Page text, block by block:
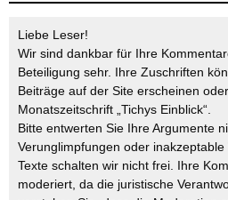
Liebe Leser!
Wir sind dankbar für Ihre
Beteiligung sehr. Ihre Zuschriften
Beiträge auf der Site erscheinen
Monatszeitschrift „Tichys Einblick“.
Bitte entwerten Sie Ihre Argumente
Verunglimpfungen oder
Texte schalten wir nicht frei. Ihre
moderiert, da die juristische